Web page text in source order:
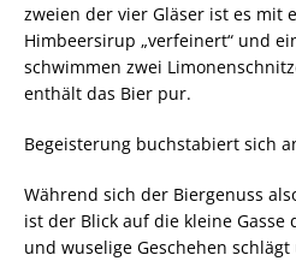
zweien der vier Gläser ist es mit
Himbeersirup „verfeinert“ und
schwimmen zwei
enthält das Bier pur.
Begeisterung buchstabiert sich
Während sich der Biergenuss
ist der Blick auf die kleine
und wuselige Geschehen